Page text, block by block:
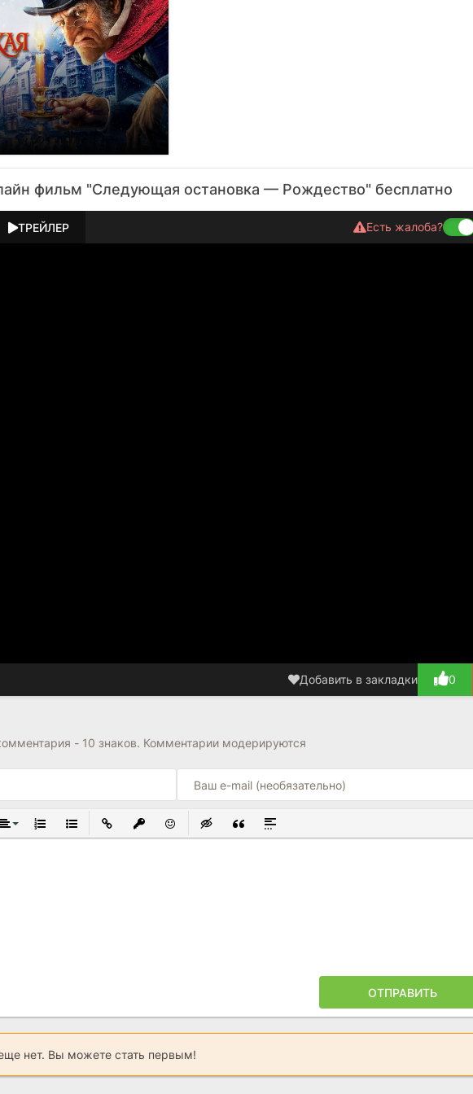
фильм "Следующая остановка — Рождество" бесплатно
ТРЕЙЛЕР Есть жалоба?
Добавить в закладки 0
- 10 знаков. Комментарии модерируются
ВЫРАВНИВАНИЕ
НУМЕРОВАННЫЙ СПИСОК
МАРКИРОВАННЫЙ СПИСОК
ВСТАВИТЬ ССЫЛКУ
ВСТАВИТЬ ЗАЩИЩЕННУЮ ССЫЛКУ
ВСТАВИТЬ СМАЙЛИК
ВСТАВКА СКРЫТОГО ТЕКСТА
ВСТАВКА ЦИТАТЫ
ВСТАВКА СПОЙЛЕРА
ОТПРАВИТЬ
нет. Вы можете стать первым!